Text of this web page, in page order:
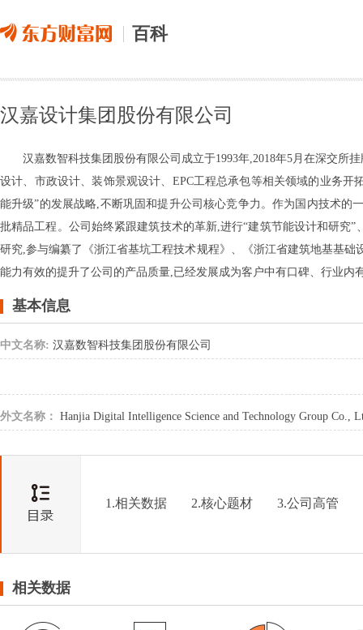
百科
汉嘉设计集团股份有限公司
汉嘉数智科技集团股份有限公司成立于1993年,2018年5月在深交所
设计、市政设计、装饰景观设计、EPC工程总承包等相关领域的业务
能升级”的发展战略,不断巩固和提升公司核心竞争力。作为国内技术
批精品工程。公司始终紧跟建筑技术的革新,进行“建筑节能设计和研究
研究,参与编纂了《浙江省基坑工程技术规程》、《浙江省建筑地基基
能力有效的提升了公司的产品质量,已经发展成为客户中有口碑、行业内
基本信息
中文名称: 汉嘉数智科技集团股份有限公司
外文名称： Hanjia Digital Intelligence Science and Technology Group Co.,
1.相关数据 2.核心题材 3.公司高管
相关数据